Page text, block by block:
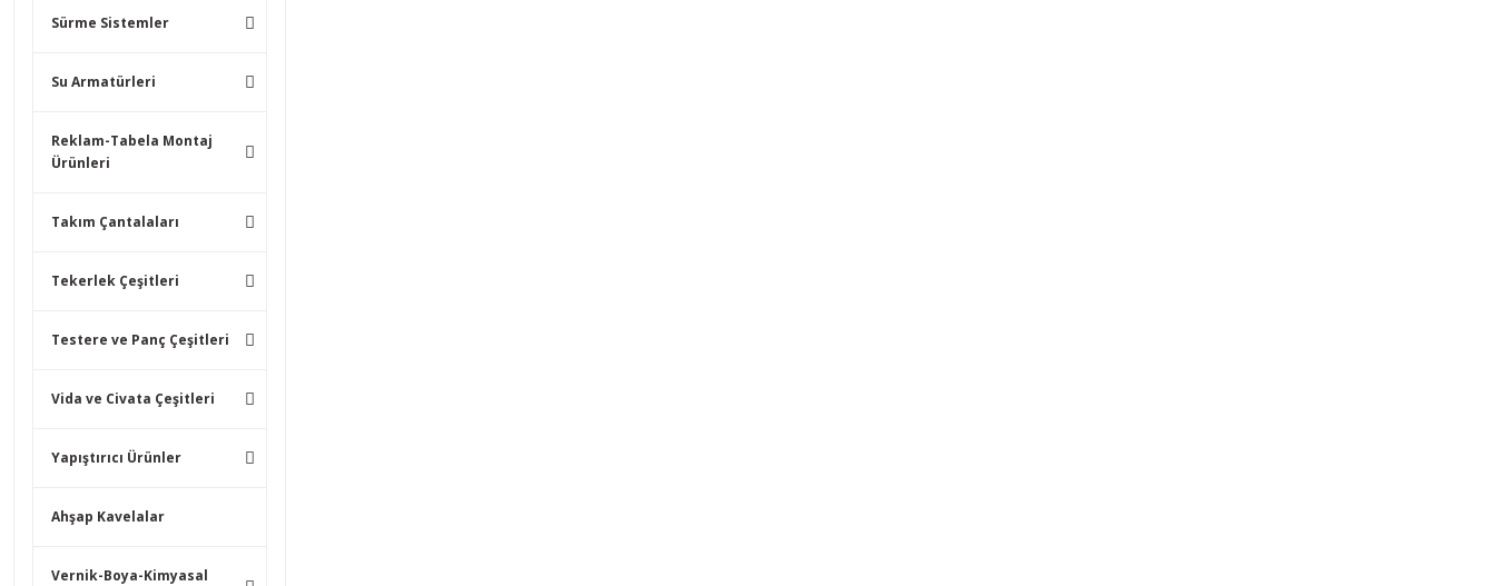
Sürme Sistemler
Su Armatürleri
Reklam-Tabela Montaj
Ürünleri
Takım Çantalaları
Tekerlek Çeşitleri
Testere ve Panç Çeşitleri
Vida ve Civata Çeşitleri
Yapıştırıcı Ürünler
Ahşap Kavelalar
Vernik-Boya-Kimyasal